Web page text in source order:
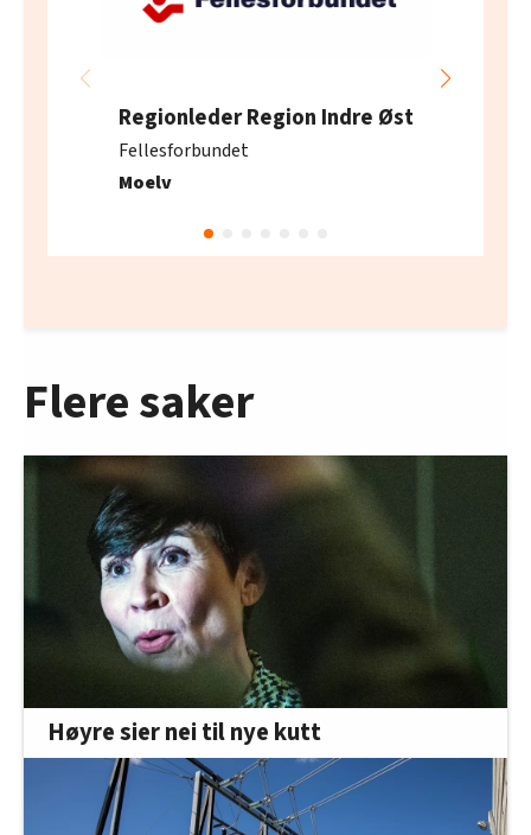
Regionleder Region Indre Øst
Fellesforbundet
Moelv
Flere saker
Høyre sier nei til nye kutt